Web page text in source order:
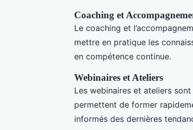
Coaching et
Le coaching et
mettre en pratique les
en compétence continue.
Webinaires et Ateliers
Les webinaires et ateliers
permettent de former
informés des dernières